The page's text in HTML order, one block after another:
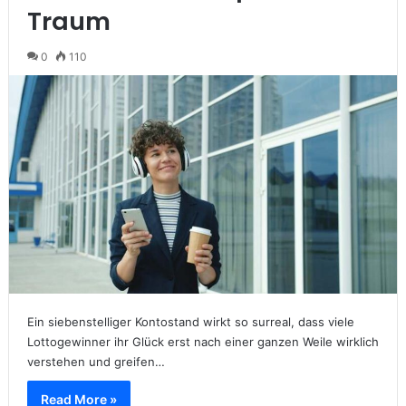
Traum
0 110
Ein siebenstelliger Kontostand wirkt so surreal, dass viele
Lottogewinner ihr Glück erst nach einer ganzen Weile wirklich
verstehen und greifen…
Read More »